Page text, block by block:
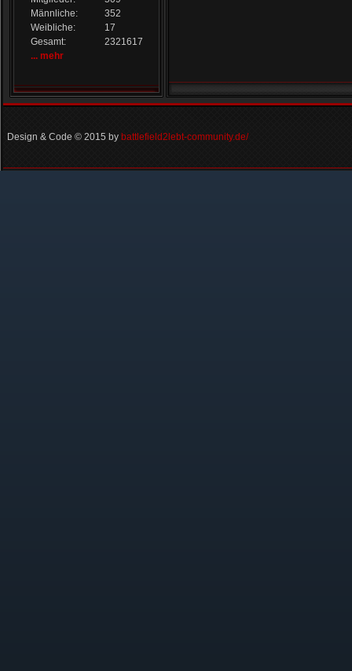
Männliche:
352
Weibliche:
17
Gesamt:
2321617
... mehr
Design & Code © 2015 by battlefield2lebt-community.de/